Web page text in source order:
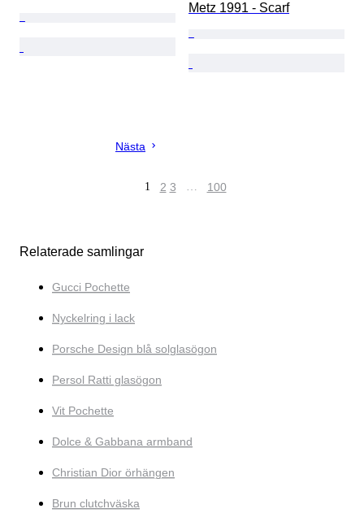
Metz 1991 - Scarf
Nästa
1 2 3 … 100
Relaterade samlingar
Gucci Pochette
Nyckelring i lack
Porsche Design blå solglasögon
Persol Ratti glasögon
Vit Pochette
Dolce & Gabbana armband
Christian Dior örhängen
Brun clutchväska